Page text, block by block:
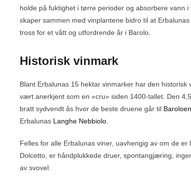
holde på fuktighet i tørre perioder og absorbere vann
skaper sammen med vinplantene bidro til at
tross for et vått og utfordrende år i Barolo.
Historisk vinmark
Blant Erbalunas 15 hektar vinmarker har den historisk
vært anerkjent som en «cru» siden 1400-tallet. Den
bratt sydvendt ås hvor de beste druene går til
Erbalunas Langhe Nebbiolo
Felles for alle Erbalunas viner, uavhengig av om de
Dolcetto, er håndplukkede druer, spontangjæring,
av svovel.